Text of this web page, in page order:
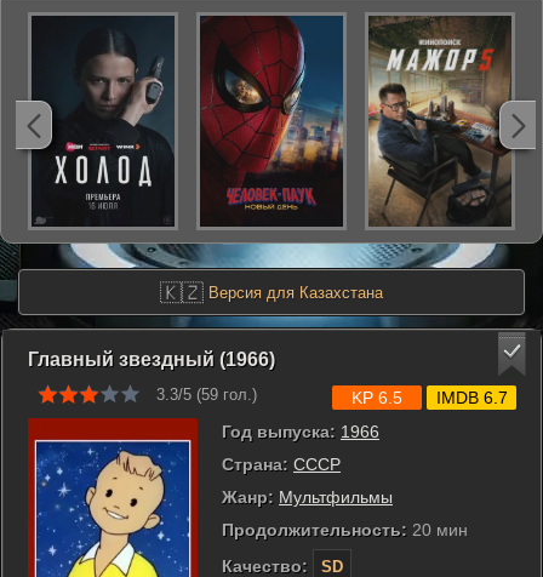
🇰🇿 Версия для Казахстана
Главный звездный (1966)
3.3/5 (59 гол.)
Год выпуска: 1966
Страна: СССР
Жанр: Мультфильмы
Продолжительность: 20 мин
Качество:
SD
KP 6.5 IMDB 6.7